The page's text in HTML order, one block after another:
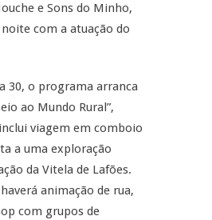
e Sons do Minho,
com a atuação do
30, o programa arranca
ao Mundo Rural”,
viagem em comboio
a uma exploração
da Vitela de Lafões.
animação de rua,
com grupos de